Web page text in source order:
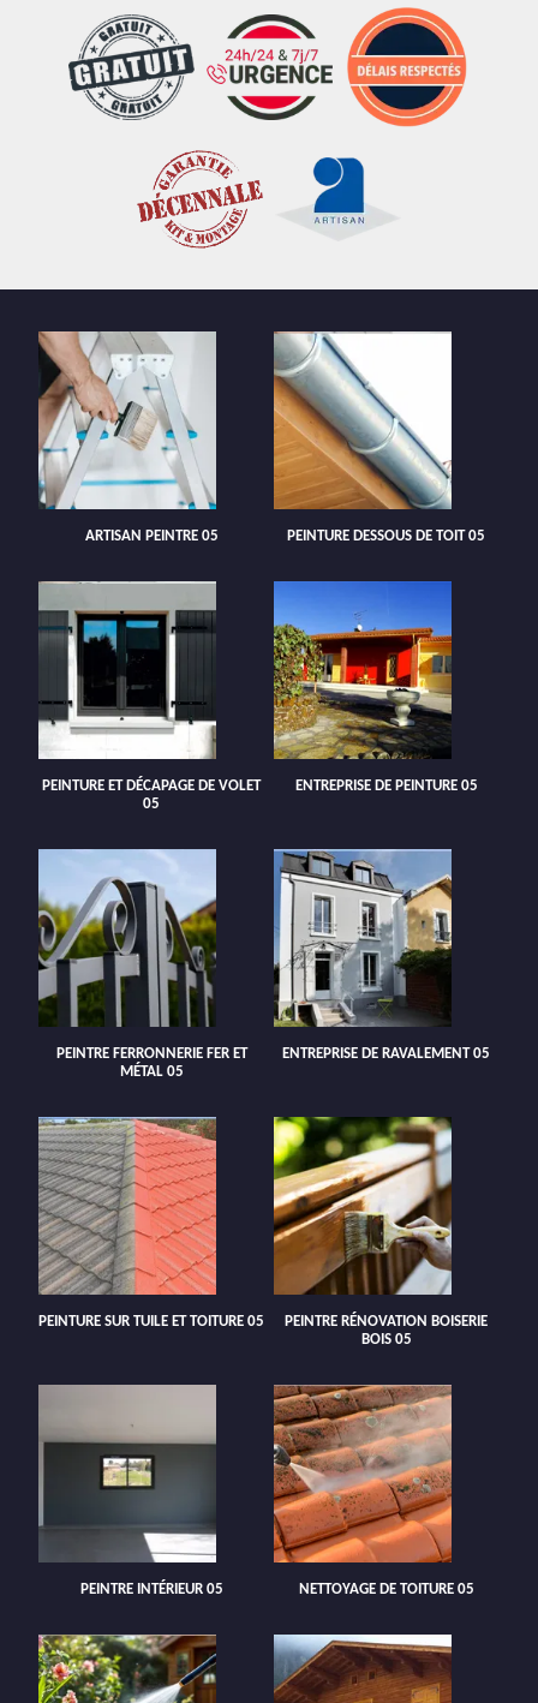
ARTISAN PEINTRE 05 PEINTURE DESSOUS DE TOIT 05
PEINTURE ET DÉCAPAGE DE VOLET
05
ENTREPRISE DE PEINTURE 05
PEINTRE FERRONNERIE FER ET
MÉTAL 05
ENTREPRISE DE RAVALEMENT 05
PEINTURE SUR TUILE ET TOITURE 05
PEINTRE RÉNOVATION BOISERIE
BOIS 05
PEINTRE INTÉRIEUR 05 NETTOYAGE DE TOITURE 05